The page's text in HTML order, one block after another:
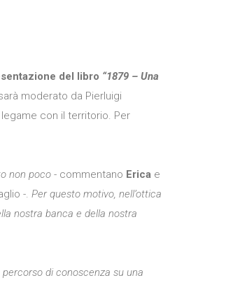
del libro “1879 – Una
moderato da Pierluigi
con il territorio. Per
non poco - commentano Erica e
-. Per questo motivo, nell’ottica
nostra banca e della nostra
di conoscenza su una